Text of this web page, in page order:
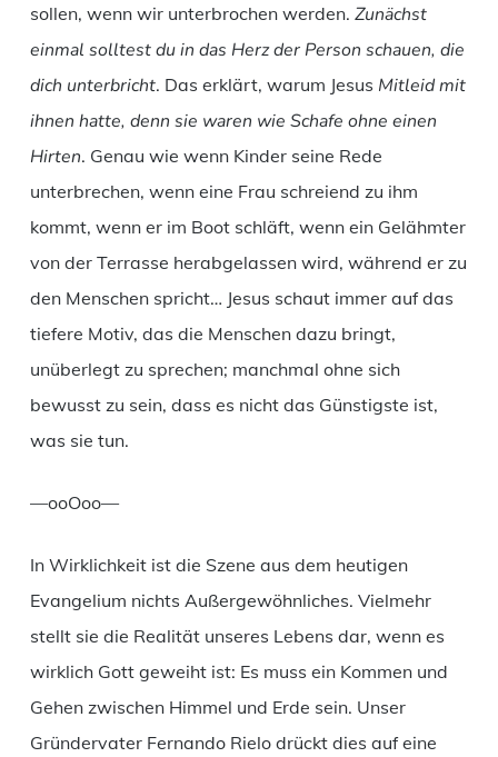
sollen, wenn wir unterbrochen werden. Zunächst
einmal solltest du in das Herz der Person schauen, die
dich unterbricht. Das erklärt, warum Jesus Mitleid mit
ihnen hatte, denn sie waren wie Schafe ohne einen
Hirten. Genau wie wenn Kinder seine Rede
unterbrechen, wenn eine Frau schreiend zu ihm
kommt, wenn er im Boot schläft, wenn ein Gelähmter
von der Terrasse herabgelassen wird, während er zu
den Menschen spricht… Jesus schaut immer auf das
tiefere Motiv, das die Menschen dazu bringt,
unüberlegt zu sprechen; manchmal ohne sich
bewusst zu sein, dass es nicht das Günstigste ist,
was sie tun.
—ooOoo—
In Wirklichkeit ist die Szene aus dem heutigen
Evangelium nichts Außergewöhnliches. Vielmehr
stellt sie die Realität unseres Lebens dar, wenn es
wirklich Gott geweiht ist: Es muss ein Kommen und
Gehen zwischen Himmel und Erde sein. Unser
Gründervater Fernando Rielo drückt dies auf eine